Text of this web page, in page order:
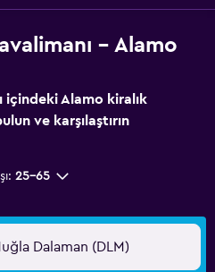
- Alamo
içindeki Alamo kiralık
ve karşılaştırın
25-65
Dalaman (DLM)